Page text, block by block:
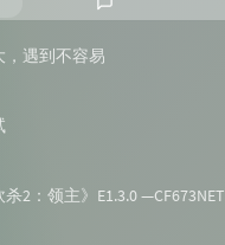
新
，遇到不容易
杀2：领主》E1.3.0 —CF673NET